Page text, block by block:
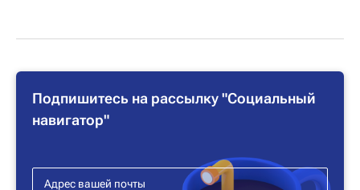
Подпишитесь на рассылку "Социальный
навигатор"